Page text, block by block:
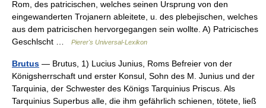
Rom, des patricischen, welches seinen Ursprung von den
eingewanderten Trojanern ableitete, u. des plebejischen, welches
aus dem patricischen hervorgegangen sein wollte. A) Patricisches
Geschlscht …
Pierer's Universal-Lexikon
Brutus — Brutus, 1) Lucius Junius, Roms Befreier von der
Königsherrschaft und erster Konsul, Sohn des M. Junius und der
Tarquinia, der Schwester des Königs Tarquinius Priscus. Als
Tarquinius Superbus alle, die ihm gefährlich schienen, tötete, ließ